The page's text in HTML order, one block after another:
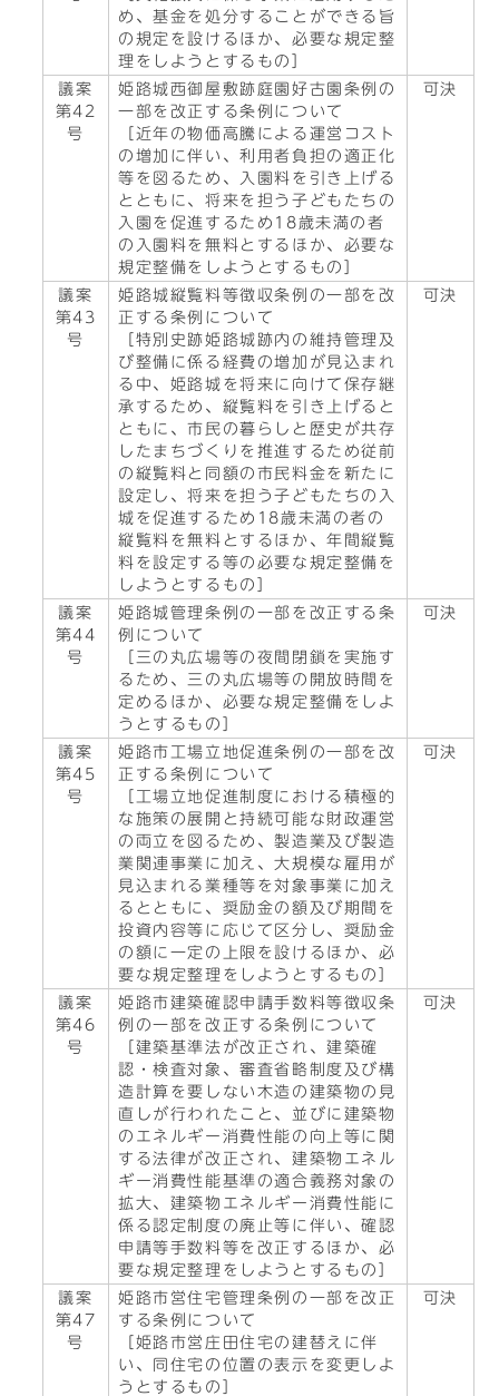
め、基金を処分することができる旨
の規定を設けるほか、必要な規定整
理をしようとするもの］
議案
第42
号
姫路城西御屋敷跡庭園好古園条例の
一部を改正する条例について
［近年の物価高騰による運営コスト
の増加に伴い、利用者負担の適正化
等を図るため、入園料を引き上げる
とともに、将来を担う子どもたちの
入園を促進するため18歳未満の者
の入園料を無料とするほか、必要な
規定整備をしようとするもの］
可決
議案
第43
号
姫路城縦覧料等徴収条例の一部を改
正する条例について
［特別史跡姫路城跡内の維持管理及
び整備に係る経費の増加が見込まれ
る中、姫路城を将来に向けて保存継
承するため、縦覧料を引き上げると
ともに、市民の暮らしと歴史が共存
したまちづくりを推進するため従前
の縦覧料と同額の市民料金を新たに
設定し、将来を担う子どもたちの入
城を促進するため18歳未満の者の
縦覧料を無料とするほか、年間縦覧
料を設定する等の必要な規定整備を
しようとするもの］
可決
議案
第44
号
姫路城管理条例の一部を改正する条
例について
［三の丸広場等の夜間閉鎖を実施す
るため、三の丸広場等の開放時間を
定めるほか、必要な規定整備をしよ
うとするもの］
可決
議案
第45
号
姫路市工場立地促進条例の一部を改
正する条例について
［工場立地促進制度における積極的
な施策の展開と持続可能な財政運営
の両立を図るため、製造業及び製造
業関連事業に加え、大規模な雇用が
見込まれる業種等を対象事業に加え
るとともに、奨励金の額及び期間を
投資内容等に応じて区分し、奨励金
の額に一定の上限を設けるほか、必
要な規定整理をしようとするもの］
可決
議案
第46
号
姫路市建築確認申請手数料等徴収条
例の一部を改正する条例について
［建築基準法が改正され、建築確
認・検査対象、審査省略制度及び構
造計算を要しない木造の建築物の見
直しが行われたこと、並びに建築物
のエネルギー消費性能の向上等に関
する法律が改正され、建築物エネル
ギー消費性能基準の適合義務対象の
拡大、建築物エネルギー消費性能に
係る認定制度の廃止等に伴い、確認
申請等手数料等を改正するほか、必
要な規定整理をしようとするもの］
可決
議案
第47
号
姫路市営住宅管理条例の一部を改正
する条例について
［姫路市営庄田住宅の建替えに伴
い、同住宅の位置の表示を変更しよ
うとするもの］
可決